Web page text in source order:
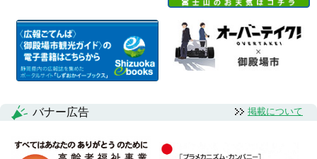
バナー広告 掲載について